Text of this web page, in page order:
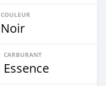
COULEUR
Noir
CARBURANT
Essence